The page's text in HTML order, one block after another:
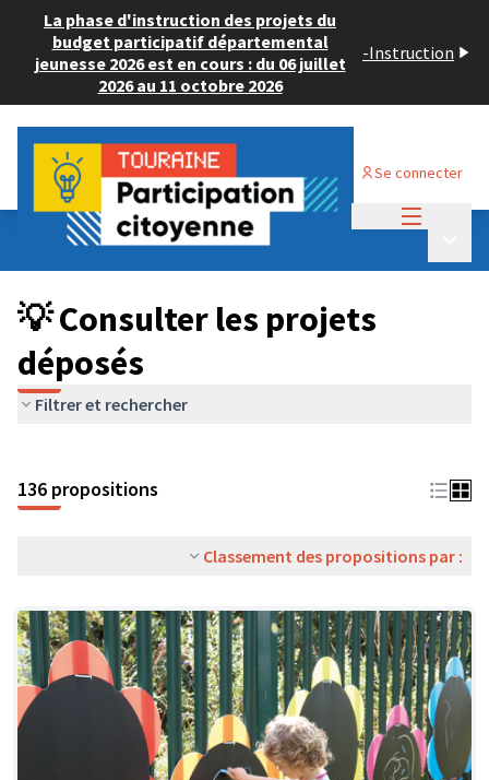
La phase d'instruction des projets du
budget participatif départemental
jeunesse 2026 est en cours : du 06 juillet
2026 au 11 octobre 2026
-Instruction
Se connecter
Budget Participatif JEUNESSE 2024
💡 Consulter les projets déposés
💡 Consulter les projets
déposés
Filtrer et rechercher
136 propositions
Classement des propositions par :